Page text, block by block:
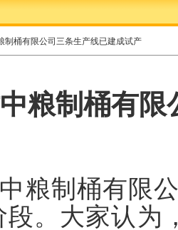
制桶有限公司三条生产线已建成试产
粮制桶有限
粮制桶有限
。大家认为